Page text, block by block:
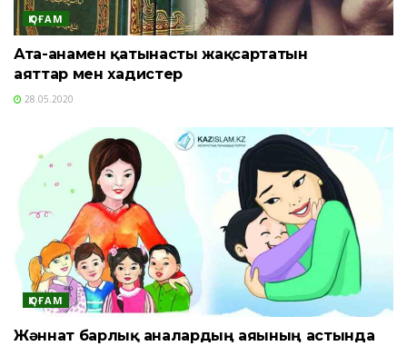
ҚОҒАМ
Ата-анамен қатынасты жақсартатын
аяттар мен хадистер
28.05.2020
ҚОҒАМ
Жәннат барлық аналардың аяғының астында